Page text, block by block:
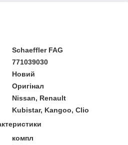
Schaeffler FAG
771039030
Новий
Оригінал
Nissan, Renault
Kubistar, Kangoo, Clio
компл